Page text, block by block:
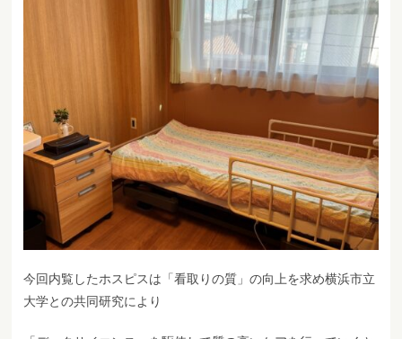
今回内覧したホスピスは「看取りの質」の向上を求め横浜市立
大学との共同研究により